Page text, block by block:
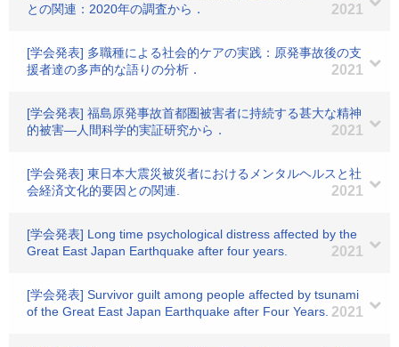
との関連：2020年の調査から．
2021
[学会発表] 多職種による社会的ケアの実践：原発事故後の支
援者達の多声的な語りの分析．
2021
[学会発表] 福島原発事故首都圏被害者に持続する甚大な精神
的被害―人間科学的実証研究から．
2021
[学会発表] 東日本大震災被災者におけるメンタルヘルスと社
会経済文化的要因との関連.
2021
[学会発表] Long time psychological distress affected by the
Great East Japan Earthquake after four years.
2021
[学会発表] Survivor guilt among people affected by tsunami
of the Great East Japan Earthquake after Four Years. 2021